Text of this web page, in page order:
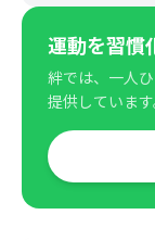
運動を習慣
絆では、一人
提供しています